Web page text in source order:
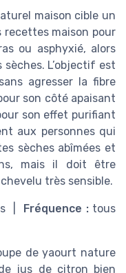
maison cible un
recettes maison pour
ou asphyxié, alors
L’objectif est
agresser la fibre
son côté apaisant
son effet purifiant
aux personnes qui
sèches abîmées et
mais il doit être
très sensible.
| Fréquence :tous
de yaourt nature
jus de citron bien